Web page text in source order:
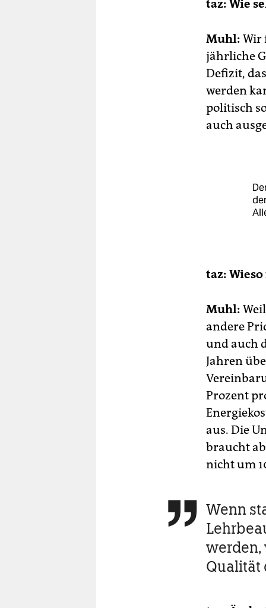
taz: Wie
Muhl: Wir
jährliche
Defizit,
werden
politisch
auch
taz:
Muhl:
andere
und auch
Jahren
Prozent
aus. Die
braucht
nicht um
 Wenn
werden,
Qualität